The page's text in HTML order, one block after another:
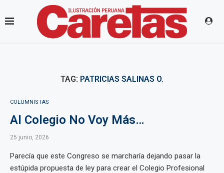
TAG: PATRICIAS SALINAS O.
COLUMNISTAS
Al Colegio No Voy Más…
25 junio, 2026
Parecía que este Congreso se marcharía dejando pasar la
estúpida propuesta de ley para crear el Colegio Profesional